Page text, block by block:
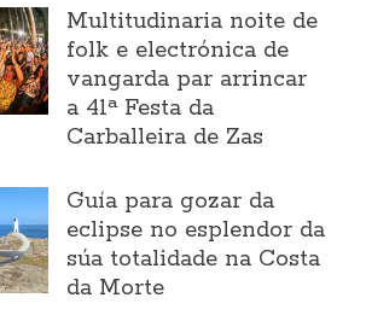
Multitudinaria noite de
folk e electrónica de
vangarda par arrincar
a 41ª Festa da
Carballeira de Zas
Guía para gozar da
eclipse no esplendor da
súa totalidade na Costa
da Morte